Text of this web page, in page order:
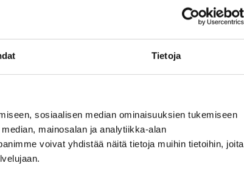
Tietoja
sosiaalisen median ominaisuuksien tukemiseen
mainosalan ja analytiikka-alan
voivat yhdistää näitä tietoja muihin tietoihin, joita